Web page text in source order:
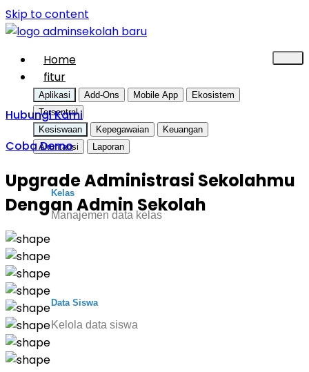
Skip to content
Home
fitur
Aplikasi Add-Ons Mobile App
Ekosistem
Tersentral
Kesiswaan
Kepegawaian
Keuangan
Akuntansi
Laporan
Kelas
Manajemen data kelas
Data Siswa
Kelola data siswa
Hubungi Kami
Coba Demo
Upgrade Administrasi Sekolahmu
Dengan Admin Sekolah